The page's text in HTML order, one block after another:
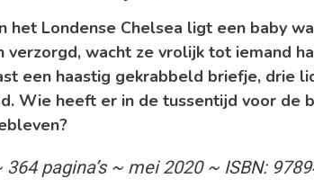
Ons
,
Lisa
Mei
het Londense Chelsea ligt een baby
verzorgd, wacht ze vrolijk tot iemand
een haastig gekrabbeld briefje, drie
Wie heeft er in de tussentijd voor de
364 pagina’s ~ mei 2020 ~ ISBN: